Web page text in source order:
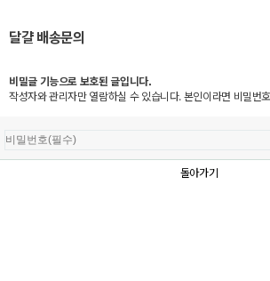
달걀 배송문의
비밀글 기능으로 보호된 글입니다.
작성자와 관리자만 열람하실 수 있습니다. 본인이라면 비밀번
돌아가기